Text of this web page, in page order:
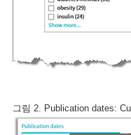
그림 2. Publication dates: